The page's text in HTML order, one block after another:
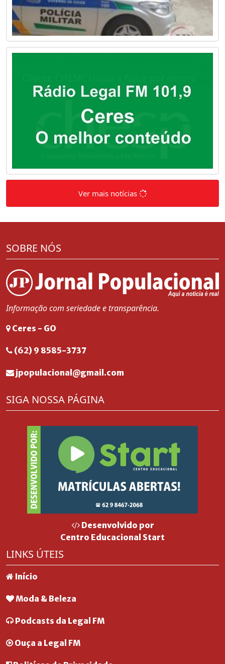
Ver mais notícias
SOBRE NÓS
Informação com seriedade e transparência.
Ceres - GO
(62) 9 8585-3737
jpopulacional@gmail.com
SIGA NOSSA PÁGINA
Desenvolvido por
Centro Educacional Start
LINKS ÚTEIS
Início
Moda & Beleza
Podcasts da Legal FM
Ouça a Legal FM